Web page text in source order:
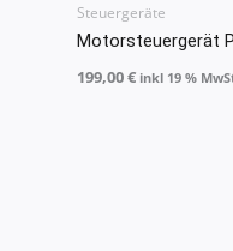
Steuergeräte
Motorsteuergerät
199,00€ inkl 19 %